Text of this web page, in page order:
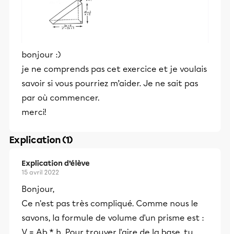
bonjour :)
je ne comprends pas cet exercice et je voulais
savoir si vous pourriez m’aider. Je ne sait pas
par où commencer.
merci!
Explication (1)
Explication d’élève
15 avril 2022
Bonjour,
Ce n'est pas très compliqué. Comme nous le
savons, la formule de volume d'un prisme est :